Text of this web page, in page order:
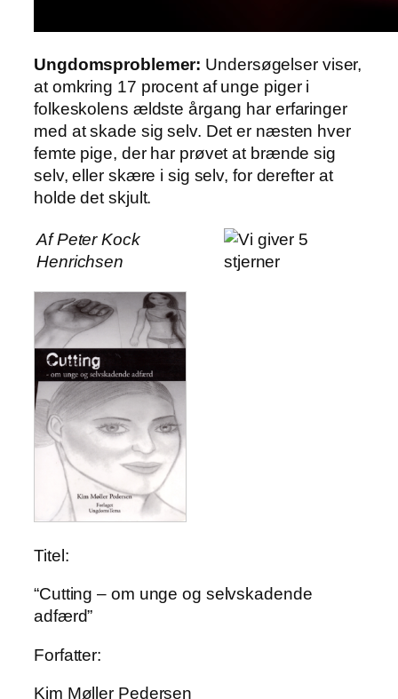
Ungdomsproblemer: Undersøgelser viser,
at omkring 17 procent af unge piger i
folkeskolens ældste årgang har erfaringer
med at skade sig selv. Det er næsten hver
femte pige, der har prøvet at brænde sig
selv, eller skære i sig selv, for derefter at
holde det skjult.
Af Peter Kock
Henrichsen
Titel:
“Cutting – om unge og selvskadende
adfærd”
Forfatter:
Kim Møller Pedersen